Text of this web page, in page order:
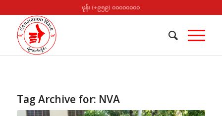
ဖုန်း (+၉၅၉) ၀၀၀၀၀၀၀၀
Tag Archive for: NVA